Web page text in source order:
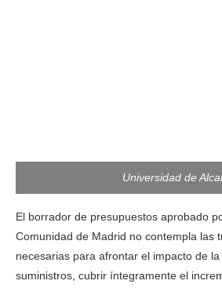
Universidad de
El borrador de presupuestos aprobado
Comunidad de Madrid no contempla las
necesarias para afrontar el impacto de
suministros, cubrir íntegramente el